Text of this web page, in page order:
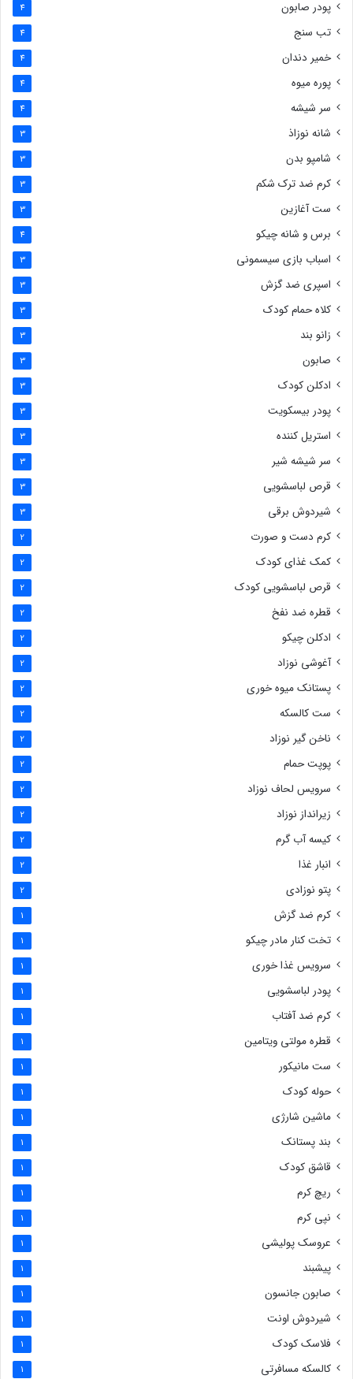
پودر صابون 4
تب سنج 4
خمیر دندان 4
پوره میوه 4
سر شیشه 4
شانه نوزاذ 3
شامپو بدن 3
کرم ضد ترک شکم 3
ست آغازین 3
برس و شانه چیکو 4
اسباب بازی سیسمونی 3
اسپری ضد گزش 3
کلاه حمام کودک 3
زانو بند 3
صابون 3
ادکلن کودک 3
پودر بیسکویت 3
استریل کننده 3
سر شیشه شیر 3
قرص لباسشویی 3
شیردوش برقی 3
کرم دست و صورت 2
کمک غذای کودک 2
قرص لباسشویی کودک 2
قطره ضد نفخ 2
ادکلن چیکو 2
آغوشی نوزاد 2
پستانک میوه خوری 2
ست کالسکه 2
ناخن گیر نوزاد 2
پوپت حمام 2
سرویس لحاف نوزاد 2
زیرانداز نوزاد 2
کیسه آب گرم 2
انبار غذا 2
پتو نوزادی 2
کرم ضد گزش 1
تخت کنار مادر چیکو 1
سرویس غذا خوری 1
پودر لباسشویی 1
کرم ضد آفتاب 1
قطره مولتی ویتامین 1
ست مانیکور 1
حوله کودک 1
ماشین شارژی 1
بند پستانک 1
قاشق کودک 1
ریچ کرم 1
نپی کرم 1
عروسک پولیشی 1
پیشبند 1
صابون جانسون 1
شیردوش اونت 1
فلاسک کودک 1
کالسکه مسافرتی 1